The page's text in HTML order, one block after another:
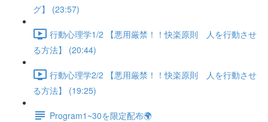
グ】 (23:57)
行動心理学1/2 【悪用厳禁！！快楽原則 人を行動させ
る方法】 (20:44)
行動心理学2/2 【悪用厳禁！！快楽原則 人を行動させ
る方法】 (19:25)
Program1~30を限定配布🌍